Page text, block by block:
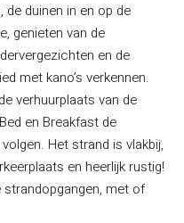
duinen in en op de
genieten van de
en de
met kano’s verkennen.
verhuurplaats van de
en Breakfast de
Het strand is vlakbij,
en heerlijk rustig!
met of